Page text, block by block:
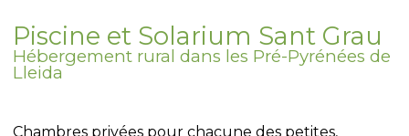
Piscine et Solarium Sant Grau
Hébergement rural dans les Pré-Pyrénées de
Lleida
Chambres privées pour chacune des petites,